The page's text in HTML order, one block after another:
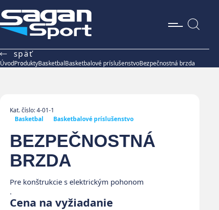
späť
ÚvodProduktyBasketbalBasketbalové príslušenstvoBezpečnostná brzda
Kat. číslo: 4-01-1
Basketbal
Basketbalové príslušenstvo
BEZPEČNOSTNÁ
BRZDA
Pre konštrukcie s elektrickým pohonom
.
Cena na vyžiadanie